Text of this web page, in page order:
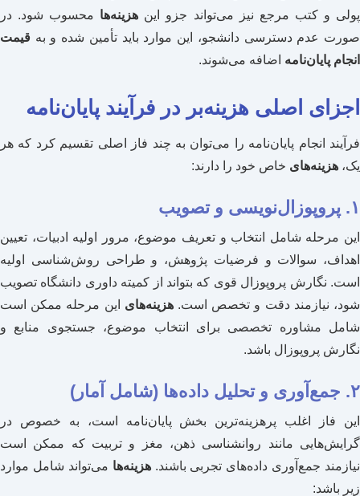
پولی و کتب مرجع نیز می‌تواند جزو این هزینه‌ها محسوب شود. در
صورت عدم دسترسی دانشجو، این موارد باید تأمین شده و به قیمت
انجام پایان‌نامه اضافه می‌شوند.
اجزای اصلی هزینه‌بر در فرآیند پایان‌نامه
فرآیند انجام پایان‌نامه را می‌توان به چند فاز اصلی تقسیم کرد که هر
یک، هزینه‌های خاص خود را دارند:
۱. پروپوزال‌نویسی و تصویب
این مرحله شامل انتخاب و تعریف موضوع، مرور اولیه ادبیات، تعیین
اهداف، سوالات و فرضیات پژوهش، و طراحی روش‌شناسی اولیه
است. نگارش پروپوزال قوی که بتواند از کمیته داوری دانشگاه تصویب
شود، نیازمند دقت و تخصص است.هزینه‌های این مرحله ممکن است
شامل مشاوره تخصصی برای انتخاب موضوع، جستجوی منابع و
نگارش پروپوزال باشد.
۲. جمع‌آوری و تحلیل داده‌ها (شامل آمار)
این فاز اغلب پرهزینه‌ترین بخش پایان‌نامه است، به خصوص در
گرایش‌هایی مانند روانشناسی ذهن، مغز و تربیت که ممکن است
نیازمند جمع‌آوری داده‌های تجربی باشند.هزینه‌ها می‌تواند شامل موارد
زیر باشد: